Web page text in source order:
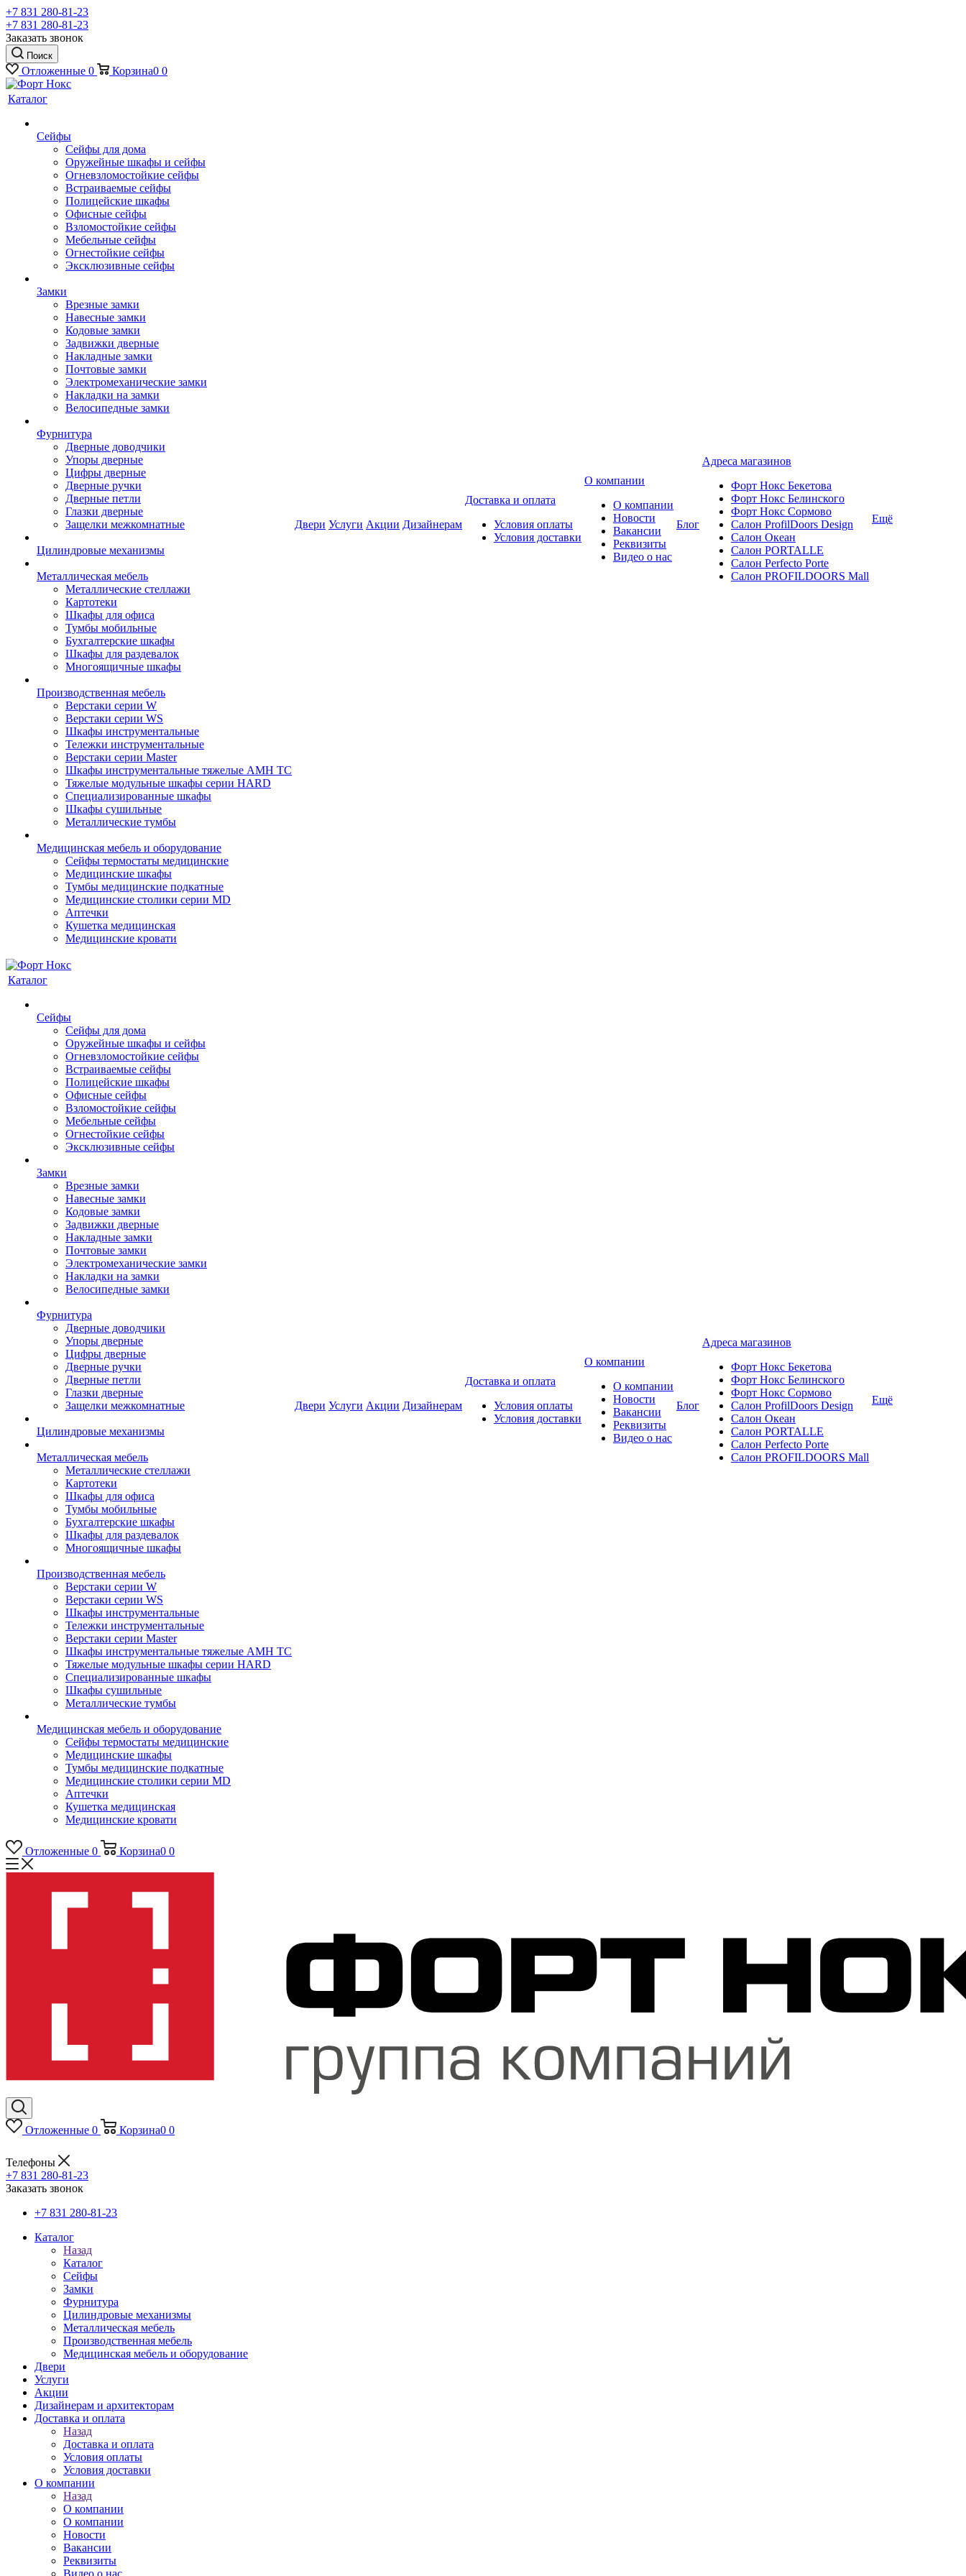
+7 831 280-81-23
+7 831 280-81-23
Заказать звонок
Поиск
Отложенные 0 Корзина0 0
Каталог
Сейфы
Сейфы для дома
Оружейные шкафы и сейфы
Огневзломостойкие сейфы
Встраиваемые сейфы
Полицейские шкафы
Офисные сейфы
Взломостойкие сейфы
Мебельные сейфы
Огнестойкие сейфы
Эксклюзивные сейфы
Замки
Врезные замки
Навесные замки
Кодовые замки
Задвижки дверные
Накладные замки
Почтовые замки
Электромеханические замки
Накладки на замки
Велосипедные замки
Фурнитура
Дверные доводчики
Упоры дверные
Цифры дверные
Дверные ручки
Дверные петли
Глазки дверные
Защелки межкомнатные
Цилиндровые механизмы
Металлическая мебель
Металлические стеллажи
Картотеки
Шкафы для офиса
Тумбы мобильные
Бухгалтерские шкафы
Шкафы для раздевалок
Многоящичные шкафы
Производственная мебель
Верстаки серии W
Верстаки серии WS
Шкафы инструментальные
Тележки инструментальные
Верстаки серии Master
Шкафы инструментальные тяжелые AMH TC
Тяжелые модульные шкафы серии HARD
Cпециализированные шкафы
Шкафы сушильные
Металлические тумбы
Медицинская мебель и оборудование
Сейфы термостаты медицинские
Медицинские шкафы
Тумбы медицинские подкатные
Медицинские столики серии MD
Аптечки
Кушетка медицинская
Медицинские кровати
Двери Услуги Акции Дизайнерам
Доставка и оплата
Условия оплаты
Условия доставки
О компании
О компании
Новости
Вакансии
Реквизиты
Видео о нас
Блог
Адреса магазинов
Форт Нокс Бекетова
Форт Нокс Белинского
Форт Нокс Сормово
Салон ProfilDoors Design
Салон Океан
Салон PORTALLE
Салон Perfecto Portе
Салон PROFILDOORS Mall
Ещё
Каталог
Сейфы
Сейфы для дома
Оружейные шкафы и сейфы
Огневзломостойкие сейфы
Встраиваемые сейфы
Полицейские шкафы
Офисные сейфы
Взломостойкие сейфы
Мебельные сейфы
Огнестойкие сейфы
Эксклюзивные сейфы
Замки
Врезные замки
Навесные замки
Кодовые замки
Задвижки дверные
Накладные замки
Почтовые замки
Электромеханические замки
Накладки на замки
Велосипедные замки
Фурнитура
Дверные доводчики
Упоры дверные
Цифры дверные
Дверные ручки
Дверные петли
Глазки дверные
Защелки межкомнатные
Цилиндровые механизмы
Металлическая мебель
Металлические стеллажи
Картотеки
Шкафы для офиса
Тумбы мобильные
Бухгалтерские шкафы
Шкафы для раздевалок
Многоящичные шкафы
Производственная мебель
Верстаки серии W
Верстаки серии WS
Шкафы инструментальные
Тележки инструментальные
Верстаки серии Master
Шкафы инструментальные тяжелые AMH TC
Тяжелые модульные шкафы серии HARD
Cпециализированные шкафы
Шкафы сушильные
Металлические тумбы
Медицинская мебель и оборудование
Сейфы термостаты медицинские
Медицинские шкафы
Тумбы медицинские подкатные
Медицинские столики серии MD
Аптечки
Кушетка медицинская
Медицинские кровати
Двери Услуги Акции Дизайнерам
Доставка и оплата
Условия оплаты
Условия доставки
О компании
О компании
Новости
Вакансии
Реквизиты
Видео о нас
Блог
Адреса магазинов
Форт Нокс Бекетова
Форт Нокс Белинского
Форт Нокс Сормово
Салон ProfilDoors Design
Салон Океан
Салон PORTALLE
Салон Perfecto Portе
Салон PROFILDOORS Mall
Ещё
Отложенные 0 Корзина0 0
Отложенные 0 Корзина0 0
Телефоны
+7 831 280-81-23
Заказать звонок
+7 831 280-81-23
Каталог
Назад
Каталог
Сейфы
Замки
Фурнитура
Цилиндровые механизмы
Металлическая мебель
Производственная мебель
Медицинская мебель и оборудование
Двери
Услуги
Акции
Дизайнерам и архитекторам
Доставка и оплата
Назад
Доставка и оплата
Условия оплаты
Условия доставки
О компании
Назад
О компании
О компании
Новости
Вакансии
Реквизиты
Видео о нас